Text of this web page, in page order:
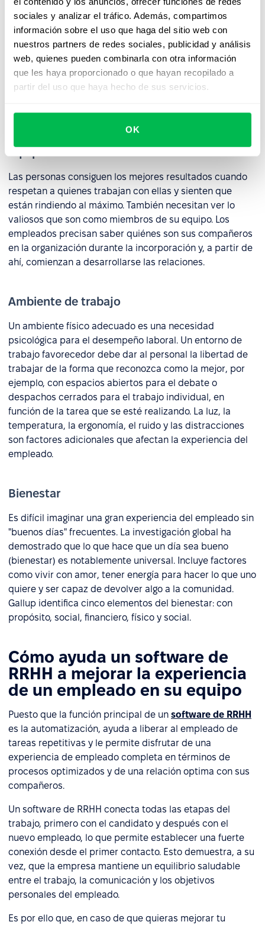
sociales y analizar el tráfico. Además, compartimos
información sobre el uso que haga del sitio web con
nuestros partners de redes sociales, publicidad y análisis
web, quienes pueden combinarla con otra información
que les haya proporcionado o que hayan recopilado a
partir del uso que haya hecho de sus servicios.
OK
"¿Qué se espera de mí?" - es una pregunta sencilla, pero
a menudo queda sin respuesta en el lugar de trabajo.
Menos de la mitad (41%) de los trabajadores
estadounidenses creen que la descripción de su puesto
se ajusta bien al trabajo que realizan. El rol se redefine
mediante la participación continua en el planteamiento
evaluación del rendimiento.
Las personas consiguen los mejores resultados cuando
respetan a quienes trabajan con ellas y sienten que
están rindiendo al máximo. También necesitan ver lo
valiosos que son como miembros de su equipo. Los
empleados precisan saber quiénes son sus compañeros
en la organización durante la incorporación y, a partir de
ahí, comienzan a desarrollarse las relaciones.
Ambiente de trabajo
Un ambiente físico adecuado es una necesidad
psicológica para el desempeño laboral. Un entorno de
trabajo favorecedor debe dar al personal la libertad de
trabajar de la forma que reconozca como la mejor, por
ejemplo, con espacios abiertos para el debate o
despachos cerrados para el trabajo individual, en
función de la tarea que se esté realizando. La luz, la
temperatura, la ergonomía, el ruido y las distracciones
son factores adicionales que afectan la experiencia del
empleado.
Bienestar
Es difícil imaginar una gran experiencia del empleado sin
"buenos días" frecuentes. La investigación global ha
demostrado que lo que hace que un día sea bueno
(bienestar) es notablemente universal. Incluye factores
como vivir con amor, tener energía para hacer lo que uno
quiere y ser capaz de devolver algo a la comunidad.
Gallup identifica cinco elementos del bienestar: con
propósito, social, financiero, físico y social.
Cómo ayuda un software de
RRHH a mejorar la experiencia
de un empleado en su equipo
Puesto que la función principal de un software de RRHH
es la automatización, ayuda a liberar al empleado de
tareas repetitivas y le permite disfrutar de una
experiencia de empleado completa en términos de
procesos optimizados y de una relación optima con sus
compañeros.
Un software de RRHH conecta todas las etapas del
trabajo, primero con el candidato y después con el
nuevo empleado, lo que permite establecer una fuerte
conexión desde el primer contacto. Esto demuestra, a su
vez, que la empresa mantiene un equilibrio saludable
entre el trabajo, la comunicación y los objetivos
personales del empleado.
Es por ello que, en caso de que quieras mejorar tu